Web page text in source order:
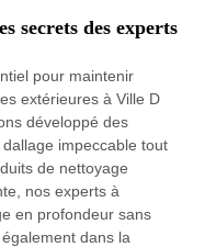
secrets des experts
pour maintenir
extérieures à Ville D
développé des
impeccable tout
de nettoyage
nos experts à
en profondeur sans
dans la